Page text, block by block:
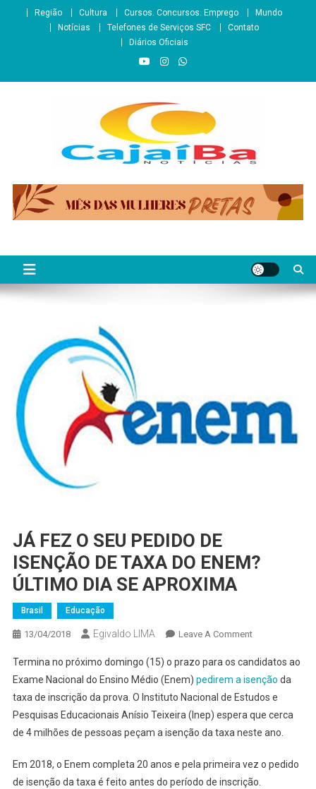
Região Cultura Cursos. Concursos. Emprego
Mundo
Notícias
Telefones de Serviços SFC
Contato
Diários Oficiais
CajaíbaNotícias
JÁ FEZ O SEU PEDIDO DE
ISENÇÃO DE TAXA DO ENEM?
ÚLTIMO DIA SE APROXIMA
Brasil Educação
13/04/2018 Egivaldo LIMA Leave A CommentOn
FEZ
O
SEU
PEDIDO
DE
DE
TAXA
Termina no próximo domingo (15) o prazo para os candidatos ao
Exame Nacional do Ensino Médio (Enem) pedirem a isenção da
taxa de inscrição da prova. O Instituto Nacional de Estudos e
Pesquisas Educacionais Anísio Teixeira (Inep) espera que cerca
de 4 milhões de pessoas peçam a isenção da taxa neste ano.
Em 2018, o Enem completa 20 anos e pela primeira vez o pedido
de isenção da taxa é feito antes do período de inscrição.